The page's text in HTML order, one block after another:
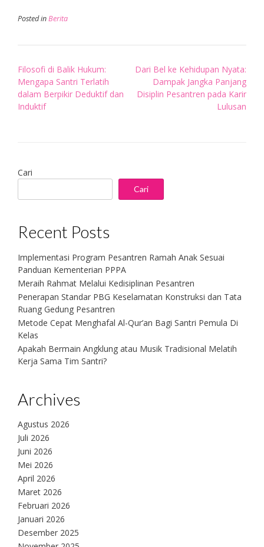
Posted inBerita
Post
navigation
Filosofi di Balik Hukum:
Mengapa Santri Terlatih
dalam Berpikir Deduktif dan
Induktif
Dari Bel ke Kehidupan Nyata:
Dampak Jangka Panjang
Disiplin Pesantren pada Karir
Lulusan
Cari
Cari
Recent Posts
Implementasi Program Pesantren Ramah Anak Sesuai
Panduan Kementerian PPPA
Meraih Rahmat Melalui Kedisiplinan Pesantren
Penerapan Standar PBG Keselamatan Konstruksi dan Tata
Ruang Gedung Pesantren
Metode Cepat Menghafal Al-Qur’an Bagi Santri Pemula Di
Kelas
Apakah Bermain Angklung atau Musik Tradisional Melatih
Kerja Sama Tim Santri?
Archives
Agustus 2026
Juli 2026
Juni 2026
Mei 2026
April 2026
Maret 2026
Februari 2026
Januari 2026
Desember 2025